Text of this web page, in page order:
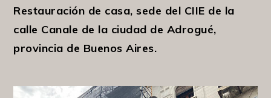
Restauración de casa, sede del CIIE de la
calle Canale de la ciudad de Adrogué,
provincia de Buenos Aires.